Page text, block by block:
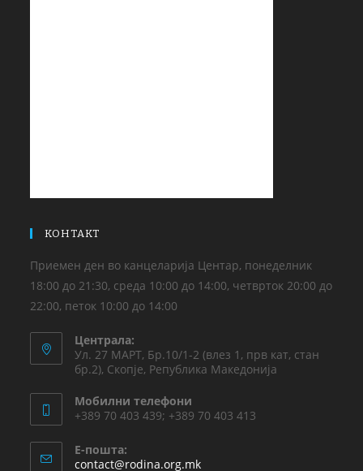
КОНТАКТ
Приемен ден во канцеларија Центар, понеделник
18:00 до 21:30, среда 10:00 до 14:00, четврток 20:00 до
22:00, петок 10:00 до 14:00
Централа:
Ул. 27 МАРТ, Бр.10/1-2 (влез 1, прв кат, стан
бр.2), Скопје, Република Македонија
Мобилни телефони
+389 70 403 439; +389 70 403 413
Е-пошта:
contact@rodina.org.mk